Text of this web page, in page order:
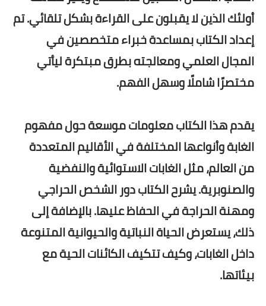
أولئك الذين لا يقبلون على القراءة بشكل تلقائي. تم
إعداد الكتاب بمساعدة خبراء متخصصين في
المجال العلمي ومعالجته بطرق مبتكرة ليأتي
مختصرًا شاملًا وسهل الفهم.
يقدم هذا الكتاب معلومات موسعة حول مفهوم
الغابة وأنواعها المختلفة في الأقاليم المتعددة
من العالم، مثل الغابات الاستوائية والنفضية
والصنوبرية.يشرح الكتاب دور الشخص الحراجي
ومهنة الحراجة في الحفاظ عليها. بالإضافة إلى
ذلك، يستعرض الحياة النباتية والحيوانية المتنوعة
داخل الغابات، وكيف تتكيف الكائنات الحية مع
بيئاتها.